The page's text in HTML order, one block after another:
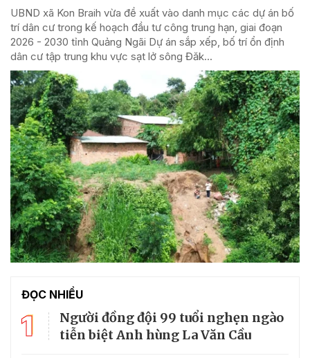
UBND xã Kon Braih vừa đề xuất vào danh mục các dự án bố
trí dân cư trong kế hoạch đầu tư công trung hạn, giai đoạn
2026 - 2030 tỉnh Quảng Ngãi Dự án sắp xếp, bố trí ổn định
dân cư tập trung khu vực sạt lở sông Đăk...
ĐỌC NHIỀU
1
Người đồng đội 99 tuổi nghẹn ngào
tiễn biệt Anh hùng La Văn Cầu